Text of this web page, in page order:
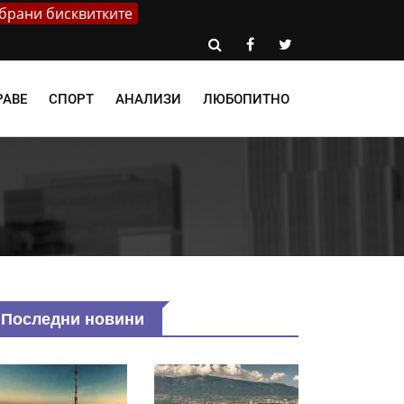
бисквитките
СПОРТ АНАЛИЗИ ЛЮБОПИТНО
Последни новини